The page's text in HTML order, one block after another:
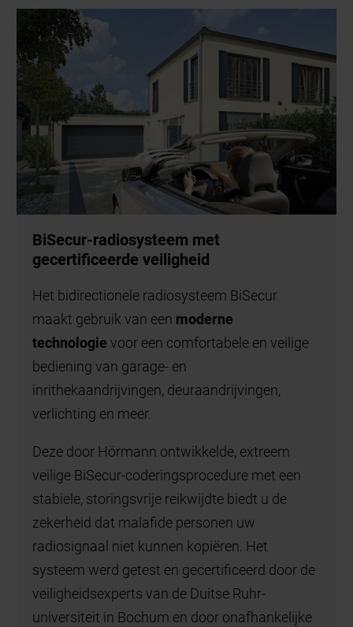
BiSecur-radiosysteem met
gecertificeerde veiligheid
Het bidirectionele radiosysteem BiSecur
maakt gebruik van een moderne
technologie voor een comfortabele en veilige
bediening van garage- en
inrithekaandrijvingen, deuraandrijvingen,
verlichting en meer.
Deze door Hörmann ontwikkelde, extreem
veilige BiSecur-coderingsprocedure met een
stabiele, storingsvrije reikwijdte biedt u de
zekerheid dat malafide personen uw
radiosignaal niet kunnen kopiëren. Het
systeem werd getest en gecertificeerd door de
veiligheidsexperts van de Duitse Ruhr-
universiteit in Bochum en door onafhankelijke